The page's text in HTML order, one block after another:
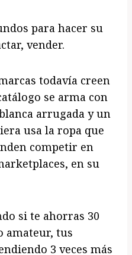
para hacer su
vender.
todavía creen
se arma con
arrugada y un
usa la ropa que
competir en
en su
si te ahorras 30
amateur, tus
3 veces más